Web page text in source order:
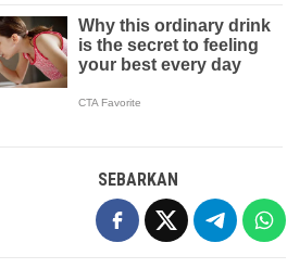
SEBARKAN